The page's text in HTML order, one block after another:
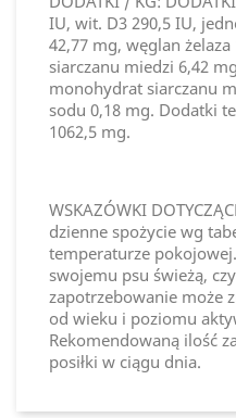
IU, wit. D3 290,5 IU,
42,77 mg, węglan
siarczanu miedzi 6,42
monohydrat siarczanu
sodu 0,18 mg. Dodatki
1062,5 mg.
WSKAZÓWKI
dzienne spożycie wg
temperaturze
swojemu psu świeżą,
zapotrzebowanie może
od wieku i poziomu
Rekomendowaną ilość
posiłki w ciągu dnia.